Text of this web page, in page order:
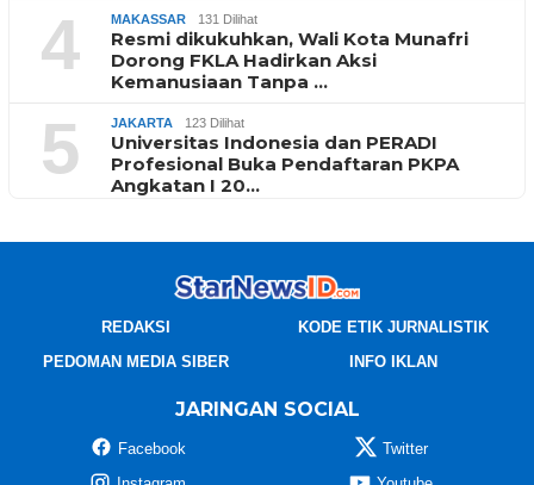
4 MAKASSAR 131 Dilihat
Resmi dikukuhkan, Wali Kota Munafri
Dorong FKLA Hadirkan Aksi
Kemanusiaan Tanpa …
5 JAKARTA 123 Dilihat
Universitas Indonesia dan PERADI
Profesional Buka Pendaftaran PKPA
Angkatan I 20…
REDAKSI
KODE ETIK JURNALISTIK
PEDOMAN MEDIA SIBER
INFO IKLAN
JARINGAN SOCIAL
Facebook
Twitter